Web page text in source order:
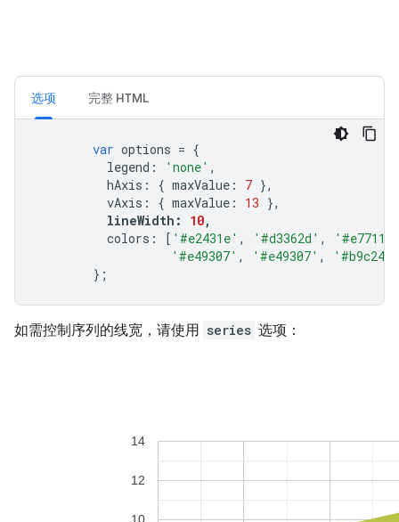
选项 完整 HTML
var options = {
legend : 'none' ,
hAxis : { maxValue : 7 },
vAxis : { maxValue : 13 },
lineWidth : 10,
colors : [ '#e2431e' , '#d3362d' ,
'#e49307' , '#e49307' ,
'#b9c246'
};
如需控制序列的线宽，请使用 series 选项：